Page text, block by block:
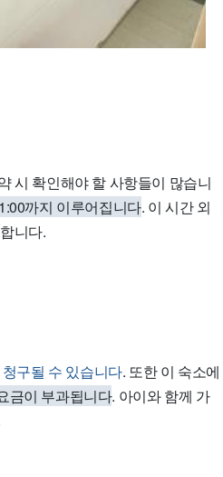
시 확인해야 할 사항들이 많습니
까지 이루어집니다. 이 시간 외
니다.
구될 수 있습니다. 또한 이 숙소에
금이 부과됩니다. 아이와 함께 가